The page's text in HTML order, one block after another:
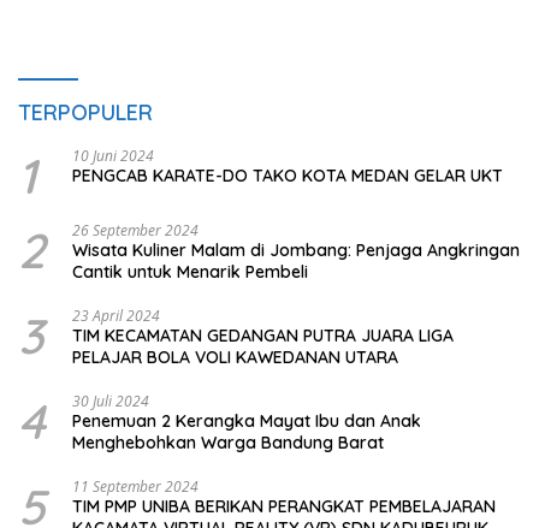
TERPOPULER
1 10 Juni 2024
PENGCAB KARATE-DO TAKO KOTA MEDAN GELAR UKT
2 26 September 2024
Wisata Kuliner Malam di Jombang: Penjaga Angkringan
Cantik untuk Menarik Pembeli
3 23 April 2024
TIM KECAMATAN GEDANGAN PUTRA JUARA LIGA
PELAJAR BOLA VOLI KAWEDANAN UTARA
4 30 Juli 2024
Penemuan 2 Kerangka Mayat Ibu dan Anak
Menghebohkan Warga Bandung Barat
5 11 September 2024
TIM PMP UNIBA BERIKAN PERANGKAT PEMBELAJARAN